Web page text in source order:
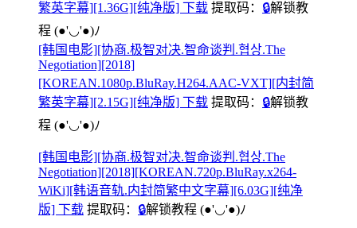
繁英字幕][1.36G][纯净版] 下载 提取码： 🔒解锁教
程 (●'◡'●)ﾉ
[韩国电影][协商.极智对决.智命谈判.협상.The
Negotiation][2018]
[KOREAN.1080p.BluRay.H264.AAC-VXT][内封简
繁英字幕][2.15G][纯净版] 下载 提取码： 🔒解锁教
程 (●'◡'●)ﾉ
[韩国电影][协商.极智对决.智命谈判.협상.The
Negotiation][2018][KOREAN.720p.BluRay.x264-
WiKi][韩语音轨.内封简繁中文字幕][6.03G][纯净
版] 下载 提取码： 🔒解锁教程 (●'◡'●)ﾉ